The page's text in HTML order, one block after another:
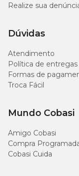
Realize sua
Dúvidas
Atendimento
Política de entregas
Formas de
Troca Fácil
Mundo Cobasi
Amigo Cobasi
Compra
Cobasi Cuida